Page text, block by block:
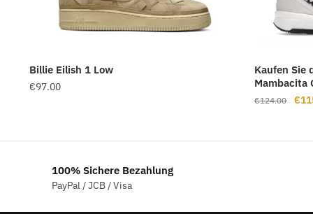
Billie Eilish 1 Low
€97.00
Kaufen Sie
Mambacita
€124.00 €
100% Sichere Bezahlung
PayPal / JCB / Visa